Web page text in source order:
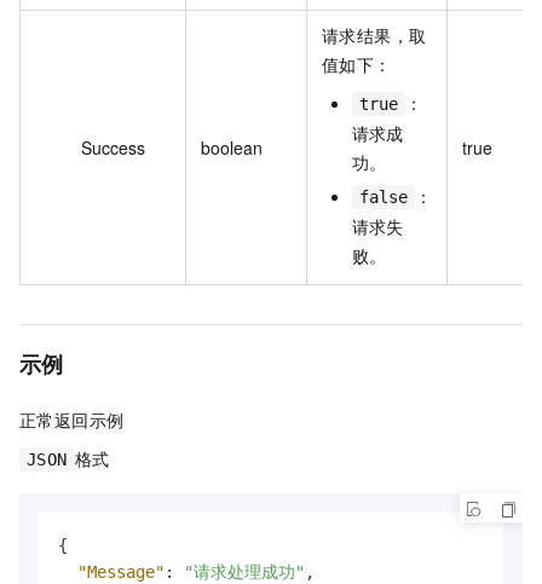
Success boolean
请求结果，取
值如下：
true
：
请求成
功。
false
：
请求失
败。
true
示例
正常返回示例
JSON 格式
{
"Message" : "请求处理成功" ,